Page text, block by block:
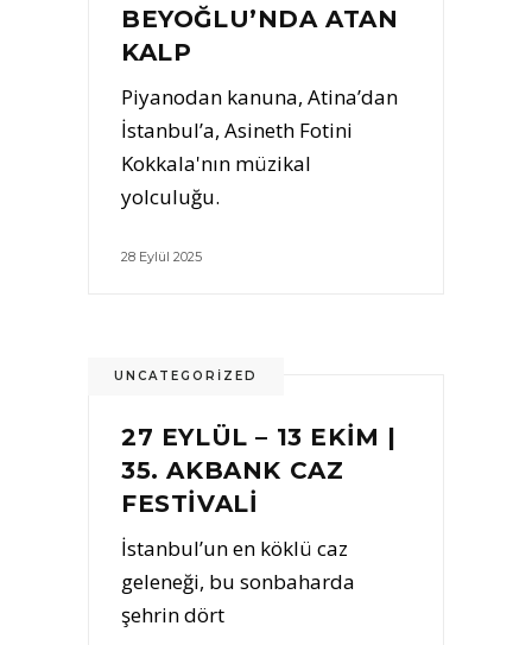
BEYOĞLU’NDA ATAN
KALP
Piyanodan kanuna, Atina’dan
İstanbul’a, Asineth Fotini
Kokkala'nın müzikal
yolculuğu.
28 Eylül 2025
UNCATEGORIZED
27 EYLÜL – 13 EKİM |
35. AKBANK CAZ
FESTİVALİ
İstanbul’un en köklü caz
geleneği, bu sonbaharda
şehrin dört